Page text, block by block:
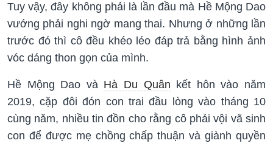
Tuy vậy, đây không phải là lần đầu mà Hề Mộng Dao
vướng phải nghi ngờ mang thai. Nhưng ở những lần
trước đó thì cô đều khéo léo đáp trả bằng hình ảnh
vóc dáng thon gọn của mình.
Hề Mộng Dao và Hà Du Quân kết hôn vào năm
2019, cặp đôi đón con trai đầu lòng vào tháng 10
cùng năm, nhiều tin đồn cho rằng cô phải vội vã sinh
con để được mẹ chồng chấp thuận và giành quyền